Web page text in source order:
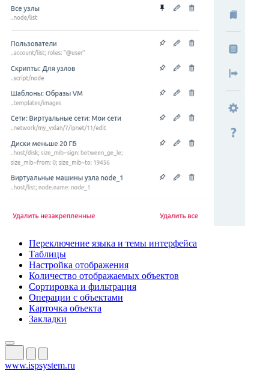
Переключение языка и темы интерфейса
Таблицы
Настройка отображения
Количество отображаемых объектов
Сортировка и фильтрация
Операции с объектами
Карточка объекта
Закладки
www.ispsystem.ru